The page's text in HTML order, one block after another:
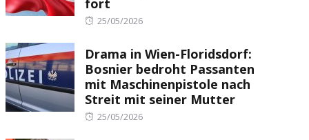
Posted
25/05/2026
Drama in Wien-Floridsdorf:
Bosnier bedroht Passanten
mit Maschinenpistole nach
Streit mit seiner Mutter
Posted
25/05/2026